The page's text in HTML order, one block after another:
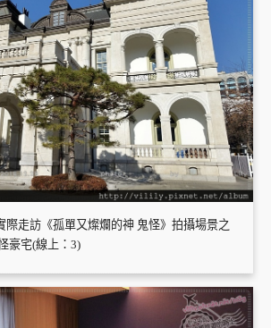
際走訪《孤單又燦爛的神 鬼怪》拍攝場景之
豪宅(線上：3)